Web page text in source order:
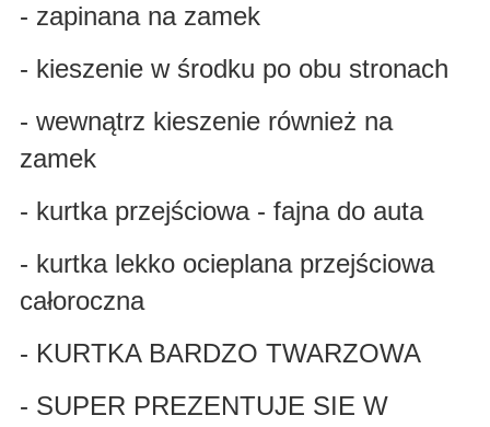
- zapinana na zamek
- kieszenie w środku po obu stronach
- wewnątrz kieszenie również na
zamek
- kurtka przejściowa - fajna do auta
- kurtka lekko ocieplana przejściowa
całoroczna
- KURTKA BARDZO TWARZOWA
- SUPER PREZENTUJE SIE W